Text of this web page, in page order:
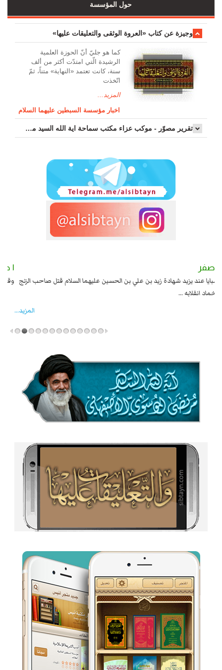
حول المؤسسة
وجیزة عن کتاب «العروة الوثقی والتعلیقات علیها»
کما هو جليّ أنّ الحوزة العلمیة
الرشیدة الّتي امتدّت أكثر من ألف
سنة، كانت تعتمد «النهاية» متناً، ثمّ
اتّخذت
المزيد...
اخبار مؤسسة السبطين عليهما السلام
تقرير مصوّر - موكب عزاء مکتب سماحة اية الله السيد مرتضى الموسوي الاصفهاني في يوم إستشهاد السيدة فاطم...
٢ صفر
السبايا عند يزيد شهادة زيد بن علي بن الحسين عليهما السلام قتل صاحب الزنج
واخماد انقلابه ...
المزید...